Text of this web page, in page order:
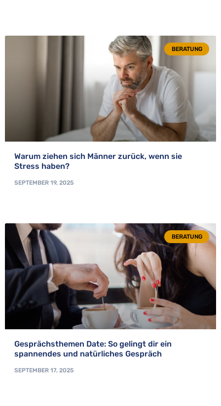
BERATUNG
Warum ziehen sich Männer zurück, wenn sie
Stress haben?
SEPTEMBER 19, 2025
BERATUNG
Gesprächsthemen Date: So gelingt dir ein
spannendes und natürliches Gespräch
SEPTEMBER 17, 2025